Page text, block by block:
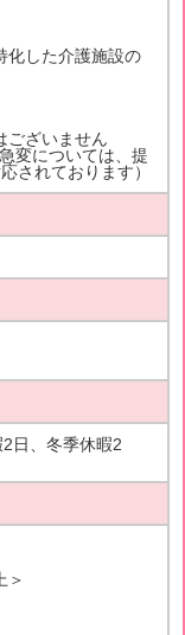
化した介護施設の
ございません
変については、提
されております）
日、冬季休暇2
＞